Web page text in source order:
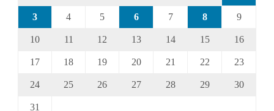
3 4 5 6 7 8 9
10 11 12 13 14 15 16
17 18 19 20 21 22 23
24 25 26 27 28 29 30
31